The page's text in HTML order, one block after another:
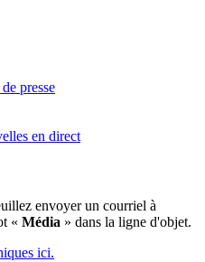
presse
en direct
envoyer un courriel à
« Média » dans la ligne d'objet.
ici.